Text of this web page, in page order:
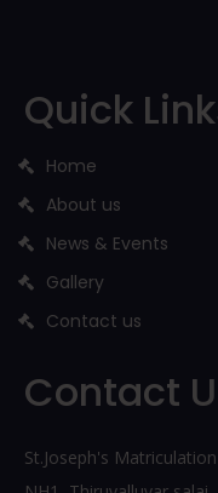
Quick
Home
About us
News & Events
Gallery
Contact us
Contact
St.Joseph's